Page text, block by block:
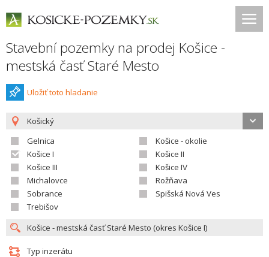
Stavební pozemky na prodej Košice -
mestská časť Staré Mesto
Uložiť toto hladanie
Košický
Gelnica
Košice - okolie
Košice I
Košice II
Košice III
Košice IV
Michalovce
Rožňava
Sobrance
Spišská Nová Ves
Trebišov
Typ inzerátu